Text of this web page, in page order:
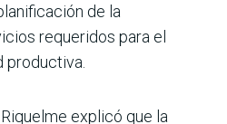
de la
requeridos para el
productiva.
explicó que la